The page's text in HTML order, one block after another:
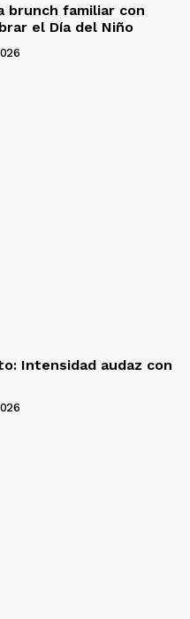
brunch familiar con
el Día del Niño
Intensidad audaz con